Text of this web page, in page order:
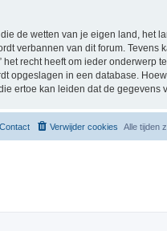
de wetten van je eigen land, het
verbannen van dit forum. Tevens
recht heeft om ieder onderwerp te
opgeslagen in een database.
ertoe kan leiden dat de gegevens
Alle tijden
Verwijder cookies
Contact